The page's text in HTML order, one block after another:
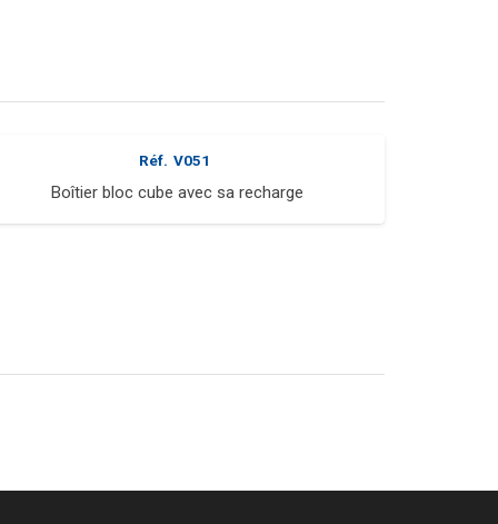
Réf. V051
Boîtier bloc cube avec sa recharge